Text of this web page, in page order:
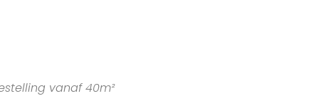
vanaf 40m²